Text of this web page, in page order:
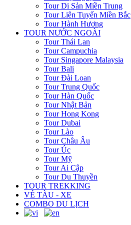
Tour Di Sản Miền Trung
Tour Liên Tuyến Miền Bắc
Tour Hành Hương
TOUR NƯỚC NGOÀI
Tour Thái Lan
Tour Campuchia
Tour Singapore Malaysia
Tour Bali
Tour Đài Loan
Tour Trung Quốc
Tour Hàn Quốc
Tour Nhật Bản
Tour Hong Kong
Tour Dubai
Tour Lào
Tour Châu Âu
Tour Úc
Tour Mỹ
Tour Ai Cập
Tour Du Thuyền
TOUR TREKKING
VÉ TÀU - XE
COMBO DU LỊCH